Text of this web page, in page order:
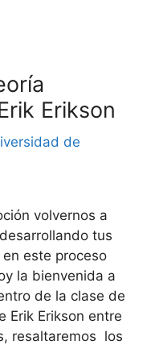
Erikson
de
volvernos a
tus
este proceso
la bienvenida a
de la clase de
Erik Erikson entre
resaltaremos los